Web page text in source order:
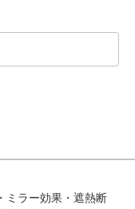
ミラー効果・遮熱断